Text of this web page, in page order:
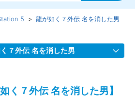
5 龍が如く７外伝 名を消した男
７外伝 名を消した男
く７外伝 名を消した男】